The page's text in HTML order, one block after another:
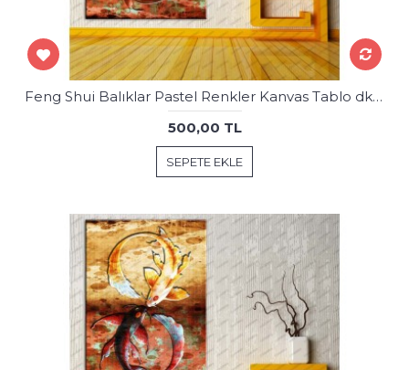
Feng Shui Balıklar Pastel Renkler Kanvas Tablo dkmr214
500,00 TL
SEPETE EKLE